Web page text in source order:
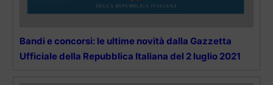
Bandi e concorsi: le ultime novità dalla Gazzetta
Ufficiale della Repubblica Italiana del 2 luglio 2021